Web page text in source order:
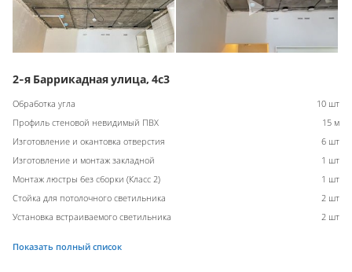
2-я Баррикадная улица, 4с3
Обработка угла
10 шт
Профиль стеновой невидимый ПВХ
15 м
Изготовление и окантовка отверстия
6 шт
Изготовление и монтаж закладной
1 шт
Монтаж люстры без сборки (Класс 2)
1 шт
Стойка для потолочного светильника
2 шт
Установка встраиваемого светильника
2 шт
Показать полный список